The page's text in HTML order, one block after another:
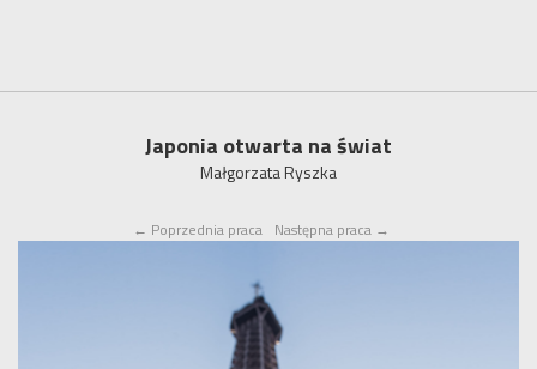
Japonia otwarta na świat
Małgorzata Ryszka
← Poprzednia praca Następna praca →